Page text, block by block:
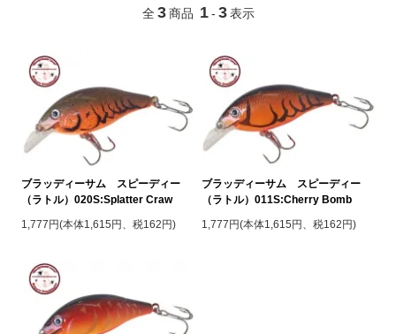
全 3 商品 1 - 3 表示
ブラッディーサム スピーディー
（ラトル）020S:Splatter Craw
1,777円(本体1,615円、税162円)
ブラッディーサム スピーディー
（ラトル）011S:Cherry Bomb
1,777円(本体1,615円、税162円)